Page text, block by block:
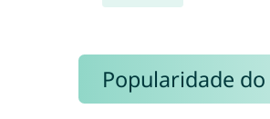
Popularidade